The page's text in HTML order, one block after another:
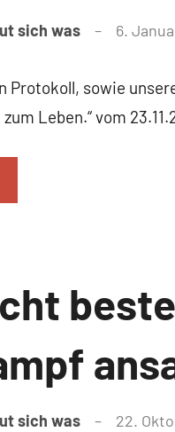
sich was 6.
Protokoll, sowie
Leben.“ vom
sich was 22.